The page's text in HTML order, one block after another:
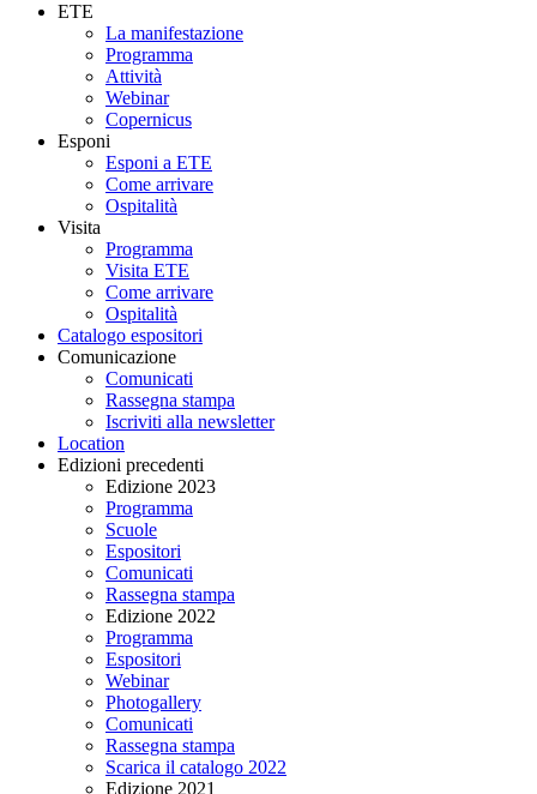
ETE
La manifestazione
Programma
Attività
Webinar
Copernicus
Esponi
Esponi a ETE
Come arrivare
Ospitalità
Visita
Programma
Visita ETE
Come arrivare
Ospitalità
Catalogo espositori
Comunicazione
Comunicati
Rassegna stampa
Iscriviti alla newsletter
Location
Edizioni precedenti
Edizione 2023
Programma
Scuole
Espositori
Comunicati
Rassegna stampa
Edizione 2022
Programma
Espositori
Webinar
Photogallery
Comunicati
Rassegna stampa
Scarica il catalogo 2022
Edizione 2021